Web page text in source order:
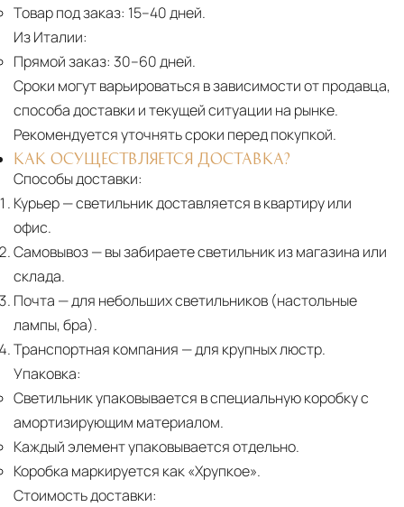
Товар под заказ: 15–40 дней.
Из Италии:
Прямой заказ: 30–60 дней.
Сроки могут варьироваться в зависимости от продавца,
способа доставки и текущей ситуации на рынке.
Рекомендуется уточнять сроки перед покупкой.
КАК ОСУЩЕСТВЛЯЕТСЯ ДОСТАВКА?
Способы доставки:
Курьер— светильник доставляется в квартиру или
офис.
Самовывоз— вы забираете светильник из магазина или
склада.
Почта — для небольших светильников (настольные
лампы, бра).
Транспортная компания — для крупных люстр.
Упаковка:
Светильник упаковывается в специальную коробку с
амортизирующим материалом.
Каждый элемент упаковывается отдельно.
Коробка маркируется как «Хрупкое».
Стоимость доставки: